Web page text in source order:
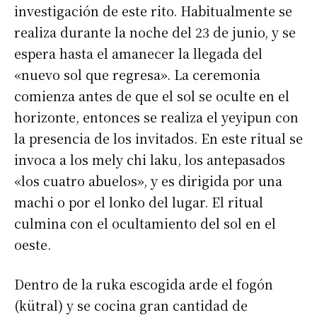
investigación de este rito. Habitualmente se
realiza durante la noche del 23 de junio, y se
espera hasta el amanecer la llegada del
«nuevo sol que regresa». La ceremonia
comienza antes de que el sol se oculte en el
horizonte, entonces se realiza el yeyipun con
la presencia de los invitados. En este ritual se
invoca a los mely chi laku, los antepasados
«los cuatro abuelos», y es dirigida por una
machi o por el lonko del lugar. El ritual
culmina con el ocultamiento del sol en el
oeste.
Dentro de la ruka escogida arde el fogón
(kütral) y se cocina gran cantidad de